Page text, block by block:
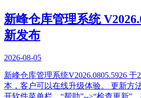
新峰仓库管理系统
新发布
2026-08-05
新峰仓库管理系统V2026.0805.5926 于
本，客户可以在线升级体验。 更新方
开软件菜单栏，“帮助”-->“检查更新”